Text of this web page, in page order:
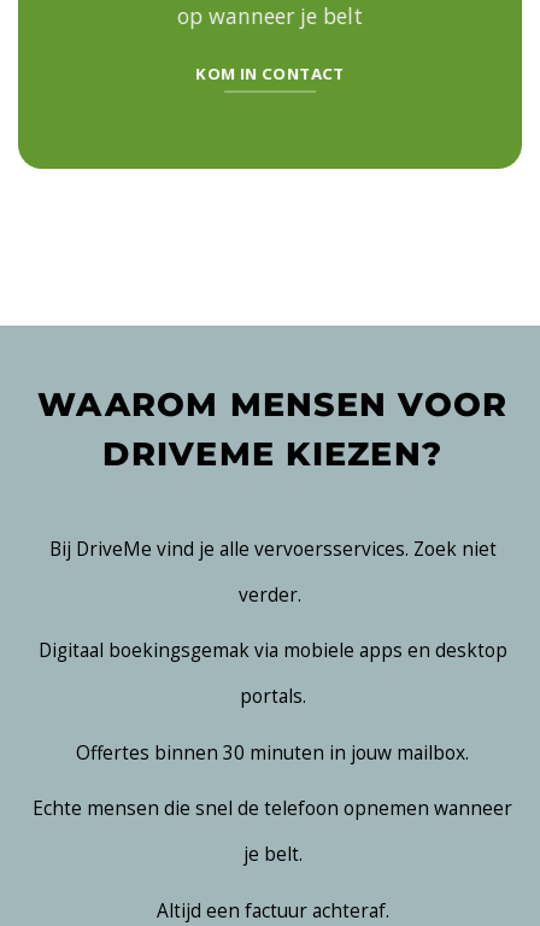
op wanneer je belt
KOM IN CONTACT
WAAROM MENSEN VOOR
DRIVEME KIEZEN?
Bij DriveMe vind je alle vervoersservices. Zoek niet
verder.
Digitaal boekingsgemak via mobiele apps en desktop
portals.
Offertes binnen 30 minuten in jouw mailbox.
Echte mensen die snel de telefoon opnemen wanneer
je belt.
Altijd een factuur achteraf.